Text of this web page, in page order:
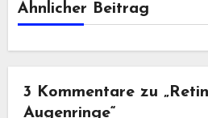
Ähnlicher Beitrag
3 Kommentare zu
Augenringe“